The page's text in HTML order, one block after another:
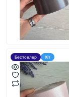
Бестселер Хіт